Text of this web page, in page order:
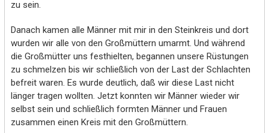
zu sein.
Danach kamen alle Männer mit mir in den Steinkreis und dort
wurden wir alle von den Großmüttern umarmt. Und während
die Großmütter uns festhielten, begannen unsere Rüstungen
zu schmelzen bis wir schließlich von der Last der Schlachten
befreit waren. Es wurde deutlich, daß wir diese Last nicht
länger tragen wollten. Jetzt konnten wir Männer wieder wir
selbst sein und schließlich formten Männer und Frauen
zusammen einen Kreis mit den Großmüttern.